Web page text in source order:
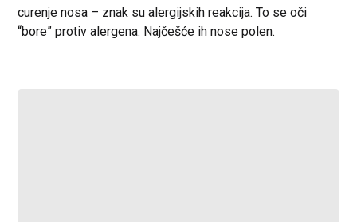
curenje nosa – znak su alergijskih reakcija. To se oči
“bore” protiv alergena. Najčešće ih nose polen.